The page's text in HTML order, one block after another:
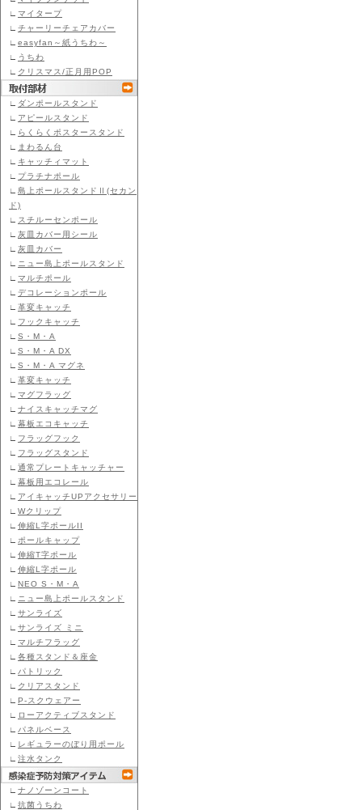
∟ マイタープ
∟ チャーリーチェアカバー
∟ easyfan～紙うちわ～
∟
うちわ
∟ クリスマス/正月用POP
∟ ダンポールスタンド
∟ アピールスタンド
∟ らくらくポスタースタンド
∟
まわるん台
∟ キャッチィマット
∟ プラチナポール
∟ 島上ポールスタンドⅡ(セカン
ド)
∟ スチルーセンポール
∟ 灰皿カバー用シール
∟ 灰皿カバー
∟
ニュー島上ポールスタンド
∟ マルチポール
∟ デコレーションポール
∟ 革変キャッチ
∟ フックキャッチ
∟ S・M・A
∟ S・M・A DX
∟ S・M・A マグネ
∟ 革変キャッチ
∟ マグフラッグ
∟ ナイスキャッチマグ
∟ 幕板エコキャッチ
∟ フラッグフック
∟ フラッグスタンド
∟ 通常プレートキャッチャー
∟ 幕板用エコレール
∟ アイキャッチUPアクセサリー
∟ Wクリップ
∟ 伸縮L字ポールII
∟ ポールキャップ
∟ 伸縮T字ポール
∟ 伸縮L字ポール
∟ NEO S・M・A
∟
ニュー島上ポールスタンド
∟ サンライズ
∟ サンライズ ミニ
∟ マルチフラッグ
∟ 各種スタンド＆座金
∟ パトリック
∟ クリアスタンド
∟ P-スクウェアー
∟
ローアクティブスタンド
∟ パネルベース
∟ レギュラーのぼり用ポール
∟ 注水タンク
∟ ナノゾーンコート
∟ 抗菌うちわ